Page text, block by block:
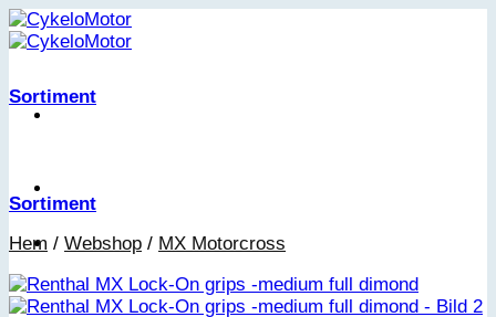
Skip
to
Sortiment
Sortiment
Hem / Webshop / MX Motorcross